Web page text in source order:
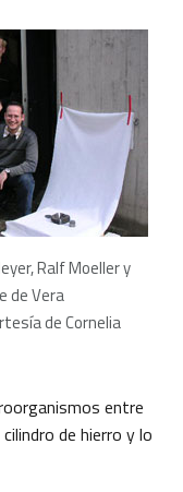
Ralf Moeller y
de Vera
de Cornelia
entre
de hierro y lo